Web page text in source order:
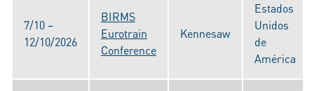
7/10 –
12/10/2026
BIRMS
Eurotrain
Conference
Kennesaw
Estados
Unidos
de
América